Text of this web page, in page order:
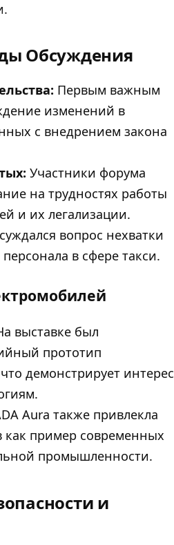
Обсуждения
Первым важным
изменений в
с внедрением закона
Участники форума
на трудностях работы
и их легализации.
вопрос нехватки
в сфере такси.
выставке был
прототип
демонстрирует интерес
Aura также привлекла
как пример современных
промышленности.
и